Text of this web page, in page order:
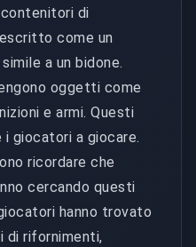
di
come un
a un bidone.
oggetti come
e armi. Questi
giocatori a giocare.
ricordare che
cercando questi
hanno trovato
di rifornimenti,